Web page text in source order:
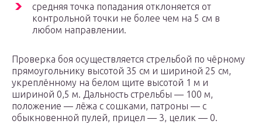
средняя точка попадания отклоняется от
контрольной точки не более чем на 5 см в
любом направлении.
Проверка боя осуществляется стрельбой по чёрному
прямоугольнику высотой 35 см и шириной 25 см,
укреплённому на белом щите высотой 1 м и
шириной 0,5 м. Дальность стрельбы — 100 м,
положение — лёжа с сошками, патроны — с
обыкновенной пулей, прицел — 3, целик — 0.